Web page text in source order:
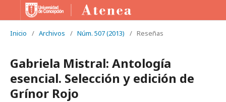
Inicio / Archivos / Núm. 507 (2013) / Reseñas
Gabriela Mistral: Antología
esencial. Selección y edición de
Grínor Rojo